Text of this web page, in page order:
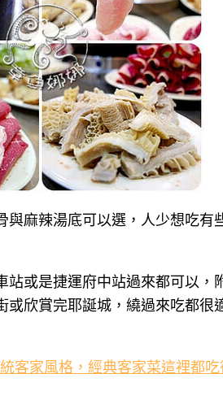
與麻辣湯底可以選，人少想吃有
或是捷運府中站過來都可以，
欣賞完耶誕城，繞過來吃都很
客家風格，經典客家菜這裡都